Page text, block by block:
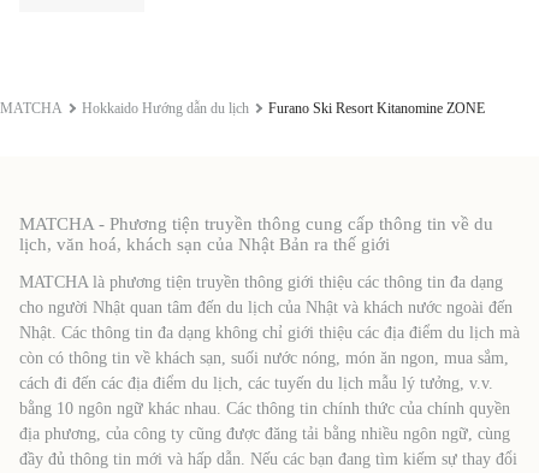
MATCHA Hokkaido Hướng dẫn du lịch Furano Ski Resort Kitanomine ZONE
MATCHA - Phương tiện truyền thông cung cấp thông tin về du
lịch, văn hoá, khách sạn của Nhật Bản ra thế giới
MATCHA là phương tiện truyền thông giới thiệu các thông tin đa dạng
cho người Nhật quan tâm đến du lịch của Nhật và khách nước ngoài đến
Nhật. Các thông tin đa dạng không chỉ giới thiệu các địa điểm du lịch mà
còn có thông tin về khách sạn, suối nước nóng, món ăn ngon, mua sắm,
cách đi đến các địa điểm du lịch, các tuyến du lịch mẫu lý tưởng, v.v.
bằng 10 ngôn ngữ khác nhau. Các thông tin chính thức của chính quyền
địa phương, của công ty cũng được đăng tải bằng nhiều ngôn ngữ, cùng
đầy đủ thông tin mới và hấp dẫn. Nếu các bạn đang tìm kiếm sự thay đổi